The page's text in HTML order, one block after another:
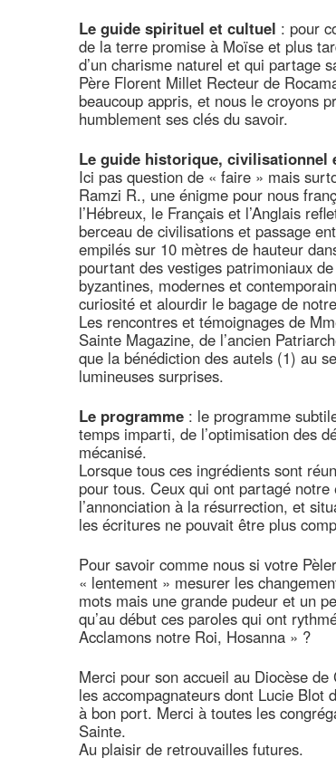
Le guide spirituel et cultuel : pour
de la terre promise à Moïse et plus
d’un charisme naturel et qui partage
Père Florent Millet Recteur de
beaucoup appris, et nous le croyons
humblement ses clés du savoir.
Le guide historique, civilisationnel
Ici pas question de « faire » mais
Ramzi R., une énigme pour nous
l’Hébreux, le Français et l’Anglais
berceau de civilisations et passage
empilés sur 10 mètres de hauteur
pourtant des vestiges patrimoniaux
byzantines, modernes et
curiosité et alourdir le bagage de
Les rencontres et témoignages de
Sainte Magazine, de l’ancien
que la bénédiction des autels (1) au
lumineuses surprises.
Le programme : le programme
temps imparti, de l’optimisation des
mécanisé.
Lorsque tous ces ingrédients sont
pour tous. Ceux qui ont partagé
l’annonciation à la résurrection, et
les écritures ne pouvait être plus
Pour savoir comme nous si votre
« lentement » mesurer les
mots mais une grande pudeur et un
qu’au début ces paroles qui ont
Acclamons notre Roi, Hosanna » ?
Merci pour son accueil au Diocèse
les accompagnateurs dont Lucie Blot
à bon port. Merci à toutes les
Sainte.
Au plaisir de retrouvailles futures.